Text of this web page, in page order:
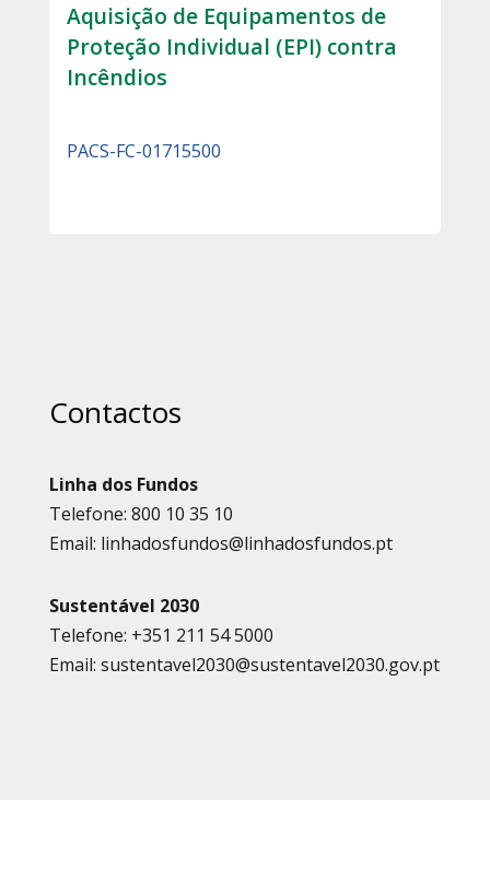
Aquisição de Equipamentos de
Proteção Individual (EPI) contra
Incêndios
PACS-FC-01715500
Contactos
Linha dos Fundos
Telefone: 800 10 35 10
Email: linhadosfundos@linhadosfundos.pt
Sustentável 2030
Telefone: +351 211 54 5000
Email: sustentavel2030@sustentavel2030.gov.pt